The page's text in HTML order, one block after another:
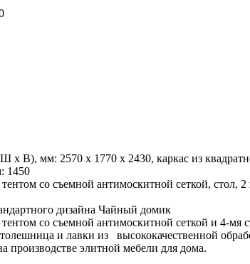
х В), мм: 2570 х 1770 х 2430, каркас из
1450
со съемной антимоскитной сеткой, стол,
дизайна Чайный домик
со съемной антимоскитной сеткой и 4-мя
и лавки из высококачественной
производстве элитной мебели для дома.